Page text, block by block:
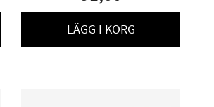
LÄGG I KORG